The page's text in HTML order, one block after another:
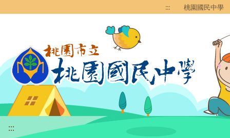
::: 桃園國民中學
:::